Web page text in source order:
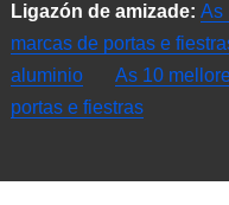
Ligazón de amizade: As
marcas de portas e
aluminio
As 10
portas e fiestras